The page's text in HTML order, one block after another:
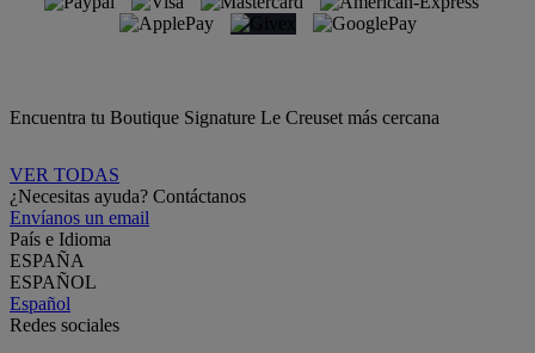
Encuentra tu Boutique Signature Le Creuset más cercana
VER TODAS
¿Necesitas ayuda? Contáctanos
Envíanos un email
País e Idioma
ESPAÑA
ESPAÑOL
Español
Redes sociales